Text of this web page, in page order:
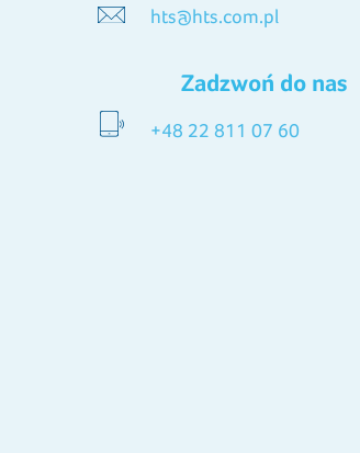
hts@hts.com.pl
Zadzwoń do nas
+48 22 811 07 60